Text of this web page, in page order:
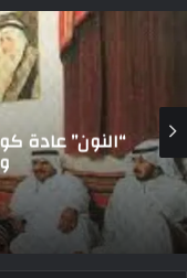
عادات الزواج